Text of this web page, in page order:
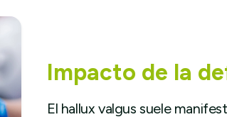
Impacto de la
El hallux valgus suele